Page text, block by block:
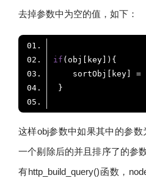
去掉参数中为空的值，如下：
if
这样obj参数中如果其中的参
一个剔除后的并且排序了的参
有http_build_query()函数，